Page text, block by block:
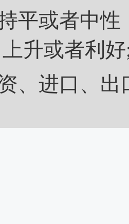
或者中性
升或者利好
进口、出